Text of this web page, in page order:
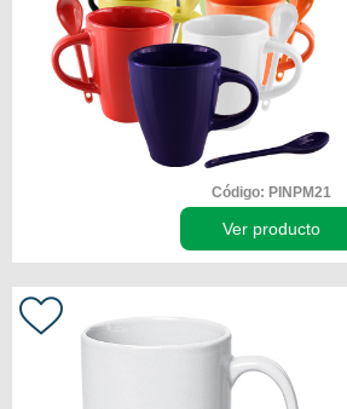
Código: PINPM21
Ver producto